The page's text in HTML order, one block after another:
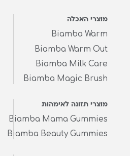
מוצרי האכלה
Biamba Warm
Biamba Warm Out
Biamba Milk Care
Biamba Magic Brush
מוצרי תזונה לאימהות
Biamba Mama Gummies
Biamba Beauty Gummies